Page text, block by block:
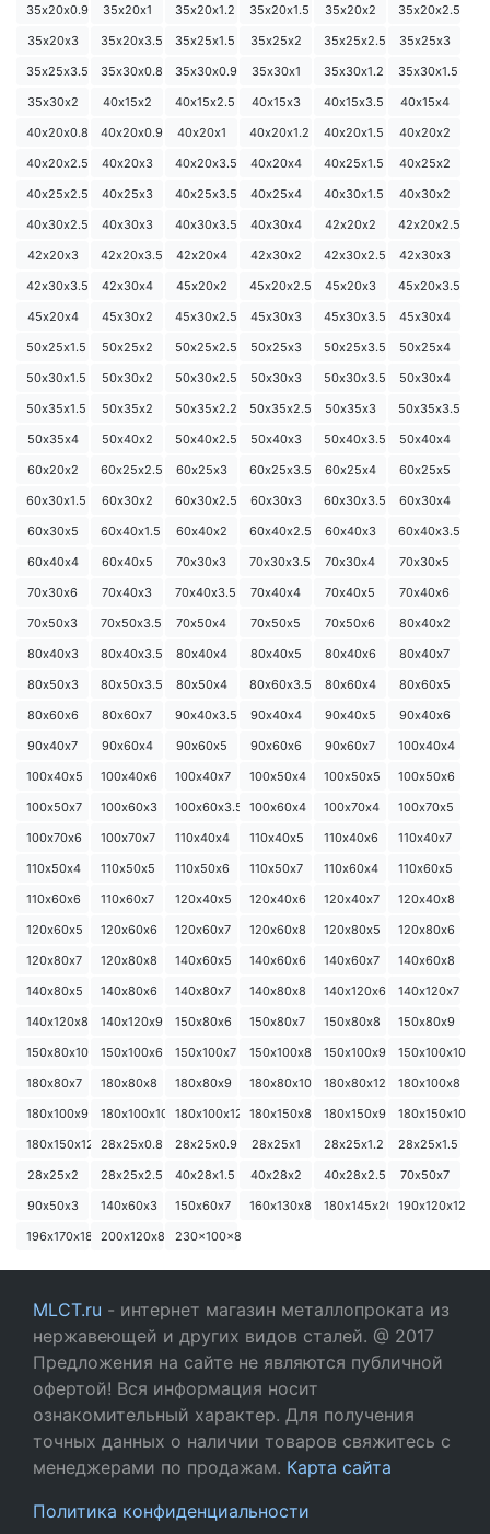
35х20х0.9
35х20х1 35х20х1.2 35х20х1.5 35х20х2
35х20х2.5
35х20х3
35х20х3.5 35х25х1.5 35х25х2 35х25х2.5
35х25х3
35х25х3.5
35х30х0.8 35х30х0.9 35х30х1 35х30х1.2
35х30х1.5
35х30х2
40х15х2 40х15х2.5 40х15х3 40х15х3.5
40х15х4
40х20х0.8
40х20х0.9 40х20х1 40х20х1.2 40х20х1.5
40х20х2
40х20х2.5
40х20х3 40х20х3.5 40х20х4 40х25х1.5
40х25х2
40х25х2.5
40х25х3 40х25х3.5 40х25х4 40х30х1.5
40х30х2
40х30х2.5
40х30х3 40х30х3.5 40х30х4 42х20х2
42х20х2.5
42х20х3
42х20х3.5 42х20х4 42х30х2 42х30х2.5
42х30х3
42х30х3.5
42х30х4 45х20х2 45х20х2.5 45х20х3
45х20х3.5
45х20х4
45х30х2 45х30х2.5 45х30х3 45х30х3.5
45х30х4
50х25х1.5
50х25х2 50х25х2.5 50х25х3 50х25х3.5
50х25х4
50х30х1.5
50х30х2 50х30х2.5 50х30х3 50х30х3.5
50х30х4
50х35х1.5
50х35х2 50х35х2.2 50х35х2.5 50х35х3
50х35х3.5
50х35х4
50х40х2 50х40х2.5 50х40х3 50х40х3.5
50х40х4
60х20х2
60х25х2.5 60х25х3 60х25х3.5 60х25х4
60х25х5
60х30х1.5
60х30х2 60х30х2.5 60х30х3 60х30х3.5
60х30х4
60х30х5
60х40х1.5 60х40х2 60х40х2.5 60х40х3
60х40х3.5
60х40х4
60х40х5 70х30х3 70х30х3.5 70х30х4
70х30х5
70х30х6
70х40х3 70х40х3.5 70х40х4 70х40х5
70х40х6
70х50х3
70х50х3.5 70х50х4 70х50х5 70х50х6
80х40х2
80х40х3
80х40х3.5 80х40х4 80х40х5 80х40х6
80х40х7
80х50х3
80х50х3.5 80х50х4 80х60х3.5 80х60х4
80х60х5
80х60х6
80х60х7 90х40х3.5 90х40х4 90х40х5
90х40х6
90х40х7
90х60х4 90х60х5 90х60х6 90х60х7
100х40х4
100х40х5
100х40х6 100х40х7 100х50х4 100х50х5
100х50х6
100х50х7
100х60х3 100х60х3.5 100х60х4 100х70х4
100х70х5
100х70х6
100х70х7 110х40х4 110х40х5 110х40х6
110х40х7
110х50х4
110х50х5 110х50х6 110х50х7 110х60х4
110х60х5
110х60х6
110х60х7 120х40х5 120х40х6 120х40х7
120х40х8
120х60х5
120х60х6 120х60х7 120х60х8 120х80х5
120х80х6
120х80х7
120х80х8 140х60х5 140х60х6 140х60х7
140х60х8
140х80х5
140х80х6 140х80х7 140х80х8 140х120х6
140х120х7
140х120х8
140х120х9 150х80х6 150х80х7 150х80х8
150х80х9
150х80х10
150х100х6 150х100х7 150х100х8 150х100х9
150х100х10
180х80х7
180х80х8 180х80х9 180х80х10 180х80х12
180х100х8
180х100х9
180х100х10 180х100х12 180х150х8 180х150х9
180х150х10
180х150х12
28х25х0.8 28х25х0.9 28х25х1 28х25х1.2
28х25х1.5
28х25х2
28х25х2.5 40х28х1.5 40х28х2 40х28х2.5
70х50х7
90х50х3
140х60х3 150х60х7 160х130х8 180х145х20
190х120х12
196х170х18
200х120х8 230x100x8
MLCT.ru - интернет магазин металлопроката из
нержавеющей и других видов сталей. @ 2017
Предложения на сайте не являются публичной
офертой! Вся информация носит
ознакомительный характер. Для получения
точных данных о наличии товаров свяжитесь с
менеджерами по продажам. Карта сайта
Политика конфиденциальности